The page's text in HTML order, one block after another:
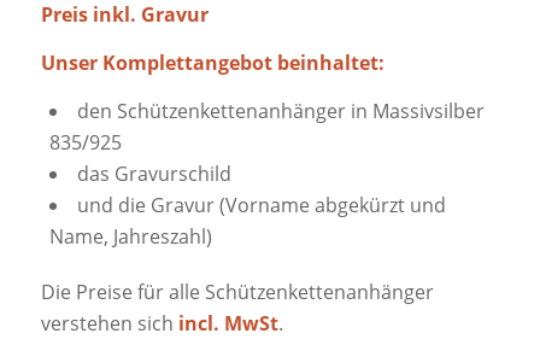
Preis inkl. Gravur
Unser Komplettangebot beinhaltet:
den Schützenkettenanhänger in Massivsilber
835/925
das Gravurschild
und die Gravur (Vorname abgekürzt und
Name, Jahreszahl)
Die Preise für alle Schützenkettenanhänger
verstehen sich incl. MwSt.